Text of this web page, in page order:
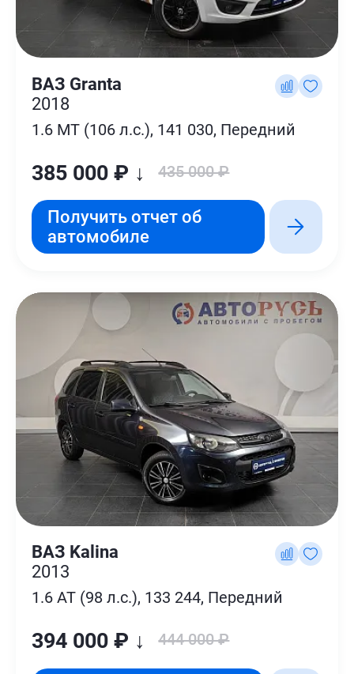
ВАЗ Granta
2018
1.6 MT (106 л.с.), 141 030, Передний
385 000 ₽ ↓ 435 000 ₽
Получить отчет об
автомобиле
ВАЗ Kalina
2013
1.6 AT (98 л.с.), 133 244, Передний
394 000 ₽ ↓ 444 000 ₽